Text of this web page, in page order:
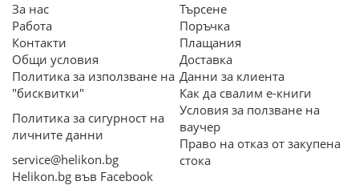
За нас
Работа
Контакти
Общи условия
Политика за използване на
"бисквитки"
Политика за сигурност на
личните данни
service@helikon.bg
Helikon.bg във Facebook
Търсене
Поръчка
Плащания
Доставка
Данни за клиента
Как да свалим е-книги
Условия за ползване на
ваучер
Право на отказ от закупена
стока